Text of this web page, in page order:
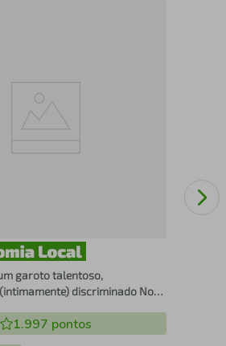
garoto talentoso,
discriminado Nova
1.997 pontos